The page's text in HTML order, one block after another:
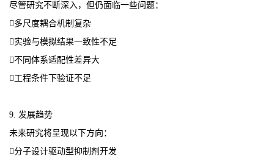
尽管研究不断深入，但仍面临一些问题：
多尺度耦合机制复杂
实验与模拟结果一致性不足
不同体系适配性差异大
工程条件下验证不足
9. 发展趋势
未来研究将呈现以下方向：
分子设计驱动型抑制剂开发